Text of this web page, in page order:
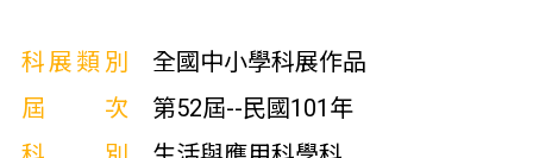
科展類別
全國中小學科展作品
屆次
第52屆--民國101年